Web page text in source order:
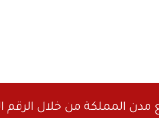
المملكة من خلال الرقم